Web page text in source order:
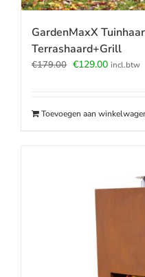
GardenMaxX
Terrashaard+Grill
€179.00 Oorspronkelijke
€129.00Huidige
incl.btw
Toevoegen aan